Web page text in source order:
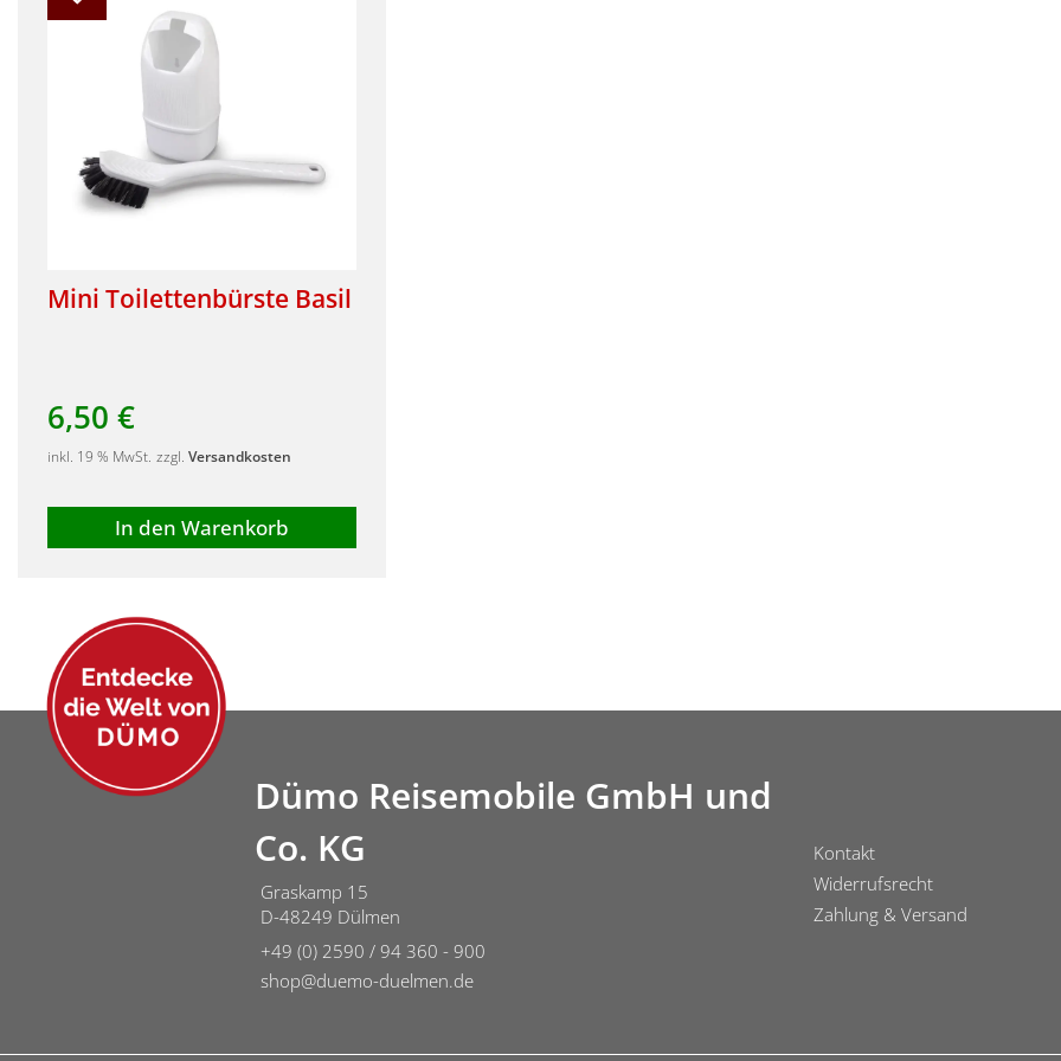
Mini Toilettenbürste Basil
6,50 €
inkl. 19 % MwSt. zzgl. Versandkosten
In den Warenkorb
Dümo Reisemobile GmbH und
Co. KG
Graskamp 15
D-48249 Dülmen
+49 (0) 2590 / 94 360 - 900
shop@duemo-duelmen.de
Kontakt
Widerrufsrecht
Zahlung & Versand